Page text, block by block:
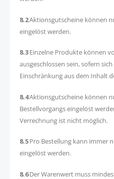
8.2Aktionsgutscheine können
eingelöst werden.
8.3Einzelne Produkte können
ausgeschlossen sein, sofern
Einschränkung aus dem Inhalt
8.4Aktionsgutscheine können
Bestellvorgangs eingelöst
Verrechnung ist nicht möglich.
8.5Pro Bestellung kann immer
eingelöst werden.
8.6Der Warenwert muss